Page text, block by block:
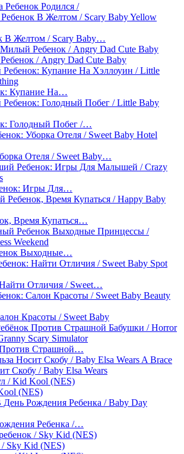
Ребенок Родился /
В Желтом / Scary Baby…
/ Angry Dad Cute Baby
Купание На…
Голодный Побег /…
Отеля / Sweet Baby…
Игры Для…
Время Купаться…
Выходные…
Отличия / Sweet…
Красоты / Sweet Baby
Страшной…
Скобу / Baby Elsa Wears
(NES)
Ребенка /…
Sky Kid (NES)